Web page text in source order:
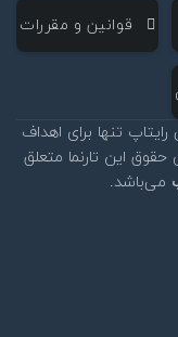
‌ قوانین و مقررات
تنها برای اهداف
این تارنما متعلق
می‌باشد.